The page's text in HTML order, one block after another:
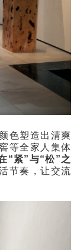
色塑造出清爽
等全家人集体
“紧”与“松”之
节奏，让交流